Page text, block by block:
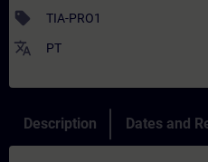
sell TIA-PRO1
translate PT
Description Dates and